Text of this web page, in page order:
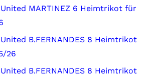
MARTINEZ 6 Heimtrikot für
B.FERNANDES 8 Heimtrikot
26
B.FERNANDES 8 Heimtrikot